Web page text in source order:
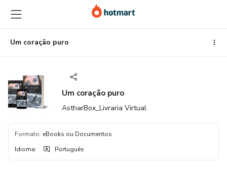
para
o
conteúdo
principal
para
o
pagamento
para
o
rodapé
Um coração puro
Um coração puro
AstharBox_Livraria Virtual
Formato: eBooks ou Documentos
Idioma: Português